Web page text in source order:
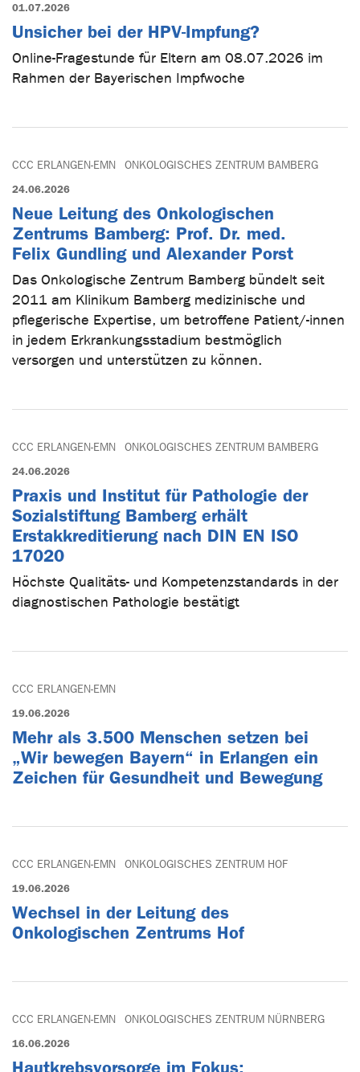
01.07.2026
Unsicher bei der HPV-Impfung?
Online-Fragestunde für Eltern am 08.07.2026 im
Rahmen der Bayerischen Impfwoche
CCC ERLANGEN-EMN ONKOLOGISCHES ZENTRUM BAMBERG
24.06.2026
Neue Leitung des Onkologischen
Zentrums Bamberg: Prof. Dr. med.
Felix Gundling und Alexander Porst
Das Onkologische Zentrum Bamberg bündelt seit
2011 am Klinikum Bamberg medizinische und
pflegerische Expertise, um betroffene Patient/-innen
in jedem Erkrankungsstadium bestmöglich
versorgen und unterstützen zu können.
CCC ERLANGEN-EMN ONKOLOGISCHES ZENTRUM BAMBERG
24.06.2026
Praxis und Institut für Pathologie der
Sozialstiftung Bamberg erhält
Erstakkreditierung nach DIN EN ISO
17020
Höchste Qualitäts- und Kompetenzstandards in der
diagnostischen Pathologie bestätigt
CCC ERLANGEN-EMN
19.06.2026
Mehr als 3.500 Menschen setzen bei
„Wir bewegen Bayern“ in Erlangen ein
Zeichen für Gesundheit und Bewegung
CCC ERLANGEN-EMN ONKOLOGISCHES ZENTRUM HOF
19.06.2026
Wechsel in der Leitung des
Onkologischen Zentrums Hof
CCC ERLANGEN-EMN ONKOLOGISCHES ZENTRUM NÜRNBERG
16.06.2026
Hautkrebsvorsorge im Fokus: